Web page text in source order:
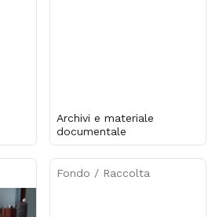
Archivi e materiale
documentale
Fondo / Raccolta